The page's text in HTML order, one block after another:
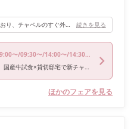
チャペルは3面がガラス張りになっており、チャペルのすぐ外にはグリーンとプールがあります。チャペルの天井はウッドになっているため、グリーン、プール、ウッドのコントラストがとても綺麗なチャペルです。収容人数が多く、73名のゲストでも全員が着席できました。 続きを見る
〜/09:30〜/14:00〜/14:30〜/18:00〜
【お盆BIG*Amazon2万】国産牛試食×貸切邸宅で新チャペル体験
ほかのフェアを見る